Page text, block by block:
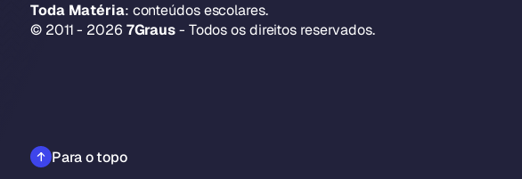
Toda Matéria: conteúdos escolares.
© 2011 - 2026 7Graus- Todos os direitos reservados.
Para o topo